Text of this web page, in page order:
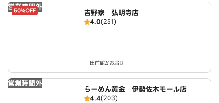
営業時間外
50%OFF 吉野家 弘明寺店
4.0(251)
出前館がお届け
営業時間外
らーめん黄金 伊勢佐木モール店
4.4(203)